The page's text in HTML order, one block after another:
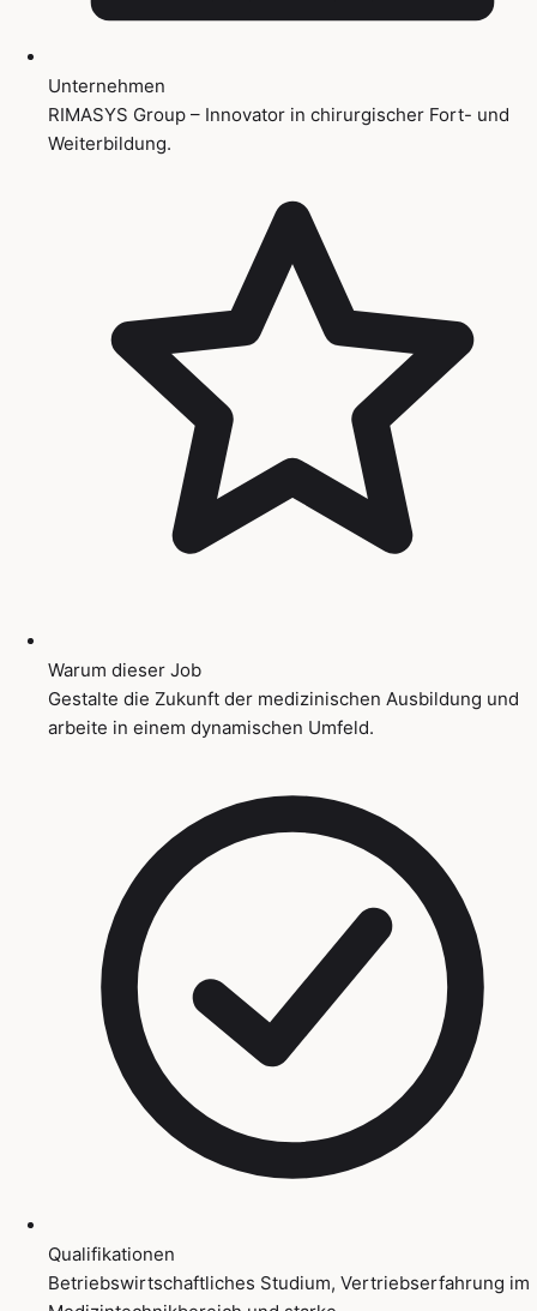
Unternehmen
RIMASYS Group – Innovator in chirurgischer Fort- und
Weiterbildung.
Warum dieser Job
Gestalte die Zukunft der medizinischen Ausbildung und
arbeite in einem dynamischen Umfeld.
Qualifikationen
Betriebswirtschaftliches Studium, Vertriebserfahrung im